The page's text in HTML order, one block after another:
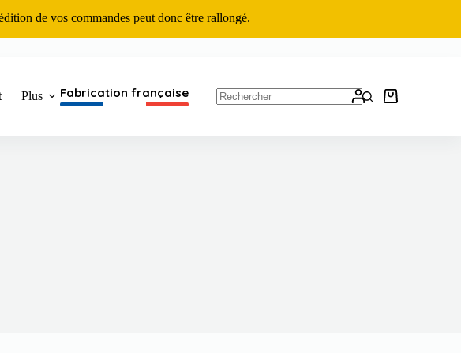
de vos commandes peut donc être rallongé.
Plus Fabrication française
Panier